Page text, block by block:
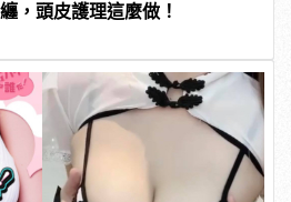
，頭皮護理這麼做！